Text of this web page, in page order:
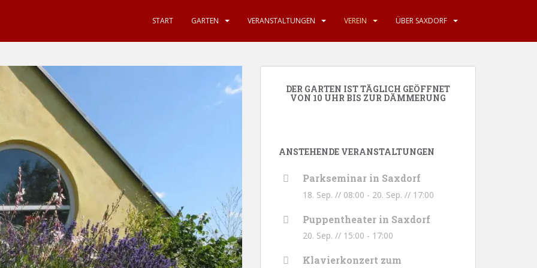
START GARTEN VERANSTALTUNGEN VEREIN ÜBER SAXDORF
DER GARTEN IST TÄGLICH GEÖFFNET
VON 10 UHR BIS ZUR DÄMMERUNG
ANSTEHENDE VERANSTALTUNGEN
Parkseminar in Saxdorf
18. Sep. // 08:00 - 20. Sep. // 17:00
Puppentheater in Saxdorf
20. Sep. // 15:00 - 17:00
Klavierkonzert zum